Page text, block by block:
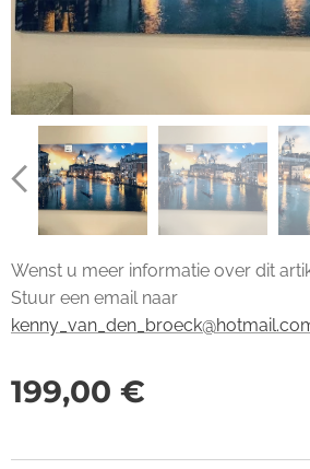
Wenst u meer informatie over dit
Stuur een email naar
199,00 €